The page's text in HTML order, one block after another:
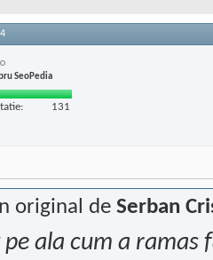
SeoPedia
131
original de Serban
ala cum a ramas